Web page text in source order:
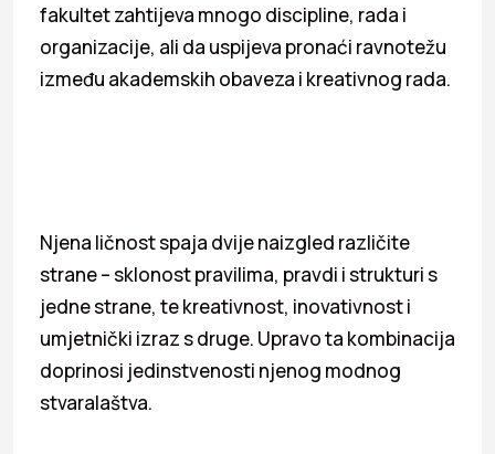
fakultet zahtijeva mnogo discipline, rada i
organizacije, ali da uspijeva pronaći ravnotežu
između akademskih obaveza i kreativnog rada.
Njena ličnost spaja dvije naizgled različite
strane – sklonost pravilima, pravdi i strukturi s
jedne strane, te kreativnost, inovativnost i
umjetnički izraz s druge. Upravo ta kombinacija
doprinosi jedinstvenosti njenog modnog
stvaralaštva.